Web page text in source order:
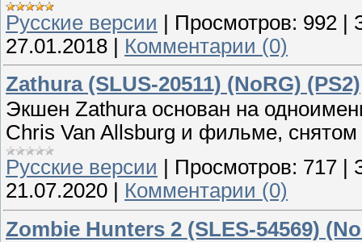
Русские версии | Просмотров: 992 |
27.01.2018 | Комментарии (0)
Zathura (SLUS-20511) (NoRG) (PS2)
Экшен Zathura основан на
Chris Van Allsburg и фильме,
Русские версии
Просмотров: 717
21.07.2020
Комментарии (0)
Zombie Hunters 2 (SLES-54569)